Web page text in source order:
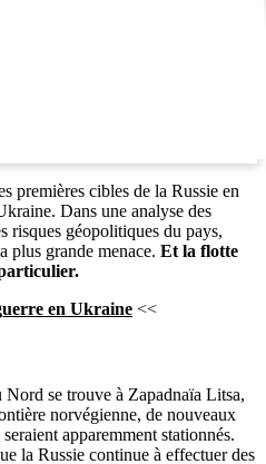
premières cibles de la Russie en
Dans une analyse des
risques géopolitiques du pays,
plus grande menace. Et la flotte
en Ukraine <<
se trouve à Zapadnaïa Litsa,
norvégienne, de nouveaux
apparemment stationnés.
la Russie continue à effectuer des